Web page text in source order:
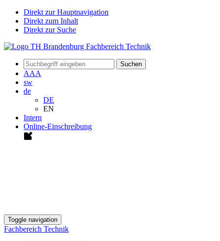
Direkt zur Hauptnavigation
Direkt zum Inhalt
Direkt zur Suche
Suchen
AAA
sw
de
DE
EN
Intern
Online-Einschreibung
Toggle navigation
Fachbereich Technik